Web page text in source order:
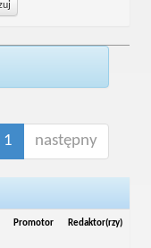
1 następny
Promotor Redaktor(rzy)